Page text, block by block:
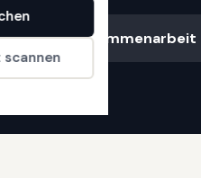
Ablauf & Zusammenarbeit